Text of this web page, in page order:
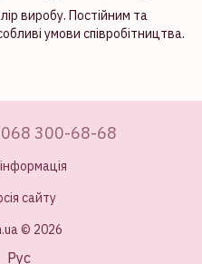
виробу. Постійним та
умови співробітництва.
068 300-68-68
сайту
© 2026
Рус